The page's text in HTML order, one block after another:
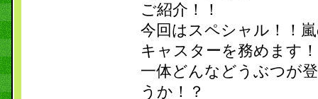
ご紹介！！
今回はスペシャル！！
キャスターを務めます
一体どんなどうぶつが
うか！？